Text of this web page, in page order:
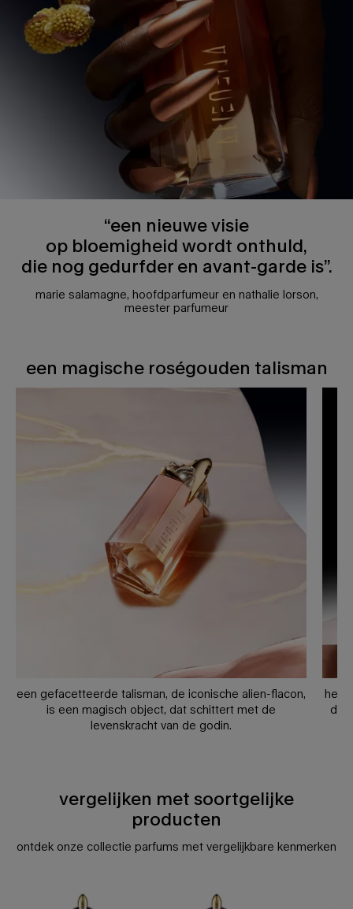
“een nieuwe visie
op bloemigheid wordt onthuld,
die nog gedurfder en avant-garde is”.
marie salamagne, hoofdparfumeur en nathalie lorson,
meester parfumeur
een magische roségouden talisman
een gefacetteerde talisman, de iconische alien-flacon,
is een magisch object, dat schittert met de
levenskracht van de godin.
het
vergelijken met soortgelijke producten
vergelijken met soortgelijke
producten
ontdek onze collectie parfums met vergelijkbare kenmerken